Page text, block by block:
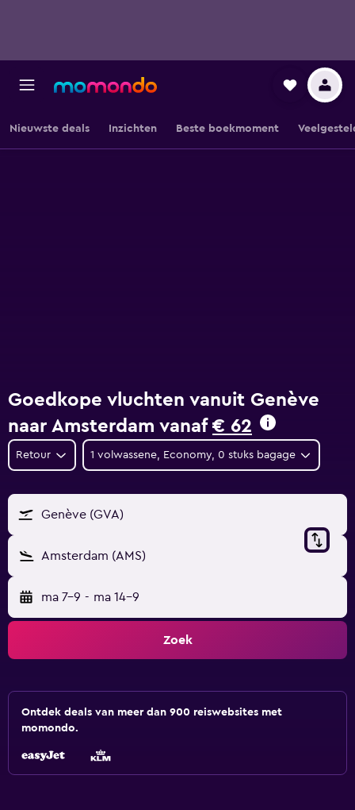
Nieuwste deals Inzichten Beste boekmoment
Goedkope vluchten vanuit Genève
naar Amsterdam vanaf € 62
Retour 1 volwassene, Economy, 0 stuks bagage
Genève (GVA)
Amsterdam (AMS)
ma 7-9 - ma 14-9
Zoek
Ontdek deals van meer dan 900 reiswebsites met
momondo.